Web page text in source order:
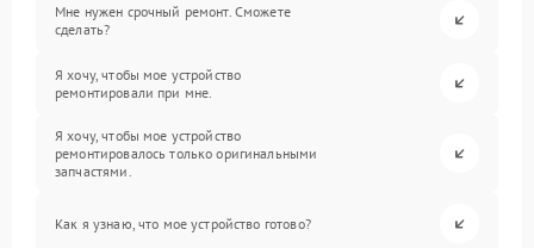
Мне нужен срочный ремонт. Сможете
сделать?
Я хочу, чтобы мое устройство
ремонтировали при мне.
Я хочу, чтобы мое устройство
ремонтировалось только оригинальными
запчастями.
Как я узнаю, что мое устройство готово?